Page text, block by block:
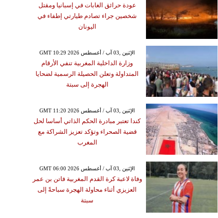
عودة حرائق الغابات في إسبانيا ومقتل
شخصين جراء تصادم طيارتي إطفاء في
اليونان
GMT 10:29 2026 الإثنين ,03 آب / أغسطس
وزارة الداخلية المغربية تنفي الأرقام
المتداولة وتعلن الحصيلة الرسمية لضحايا
الهجرة إلى سبتة
GMT 11:20 2026 الإثنين ,03 آب / أغسطس
كندا تعتبر مبادرة الحكم الذاتي أساسا لحل
قضية الصحراء وتؤكد تعزيز الشراكة مع
المغرب
GMT 06:00 2026 الإثنين ,03 آب / أغسطس
وفاة لاعبة كرة القدم المغربية فاتن بن عمر
العزيزي أثناء محاولة الهجرة سباحةً إلى
سبتة